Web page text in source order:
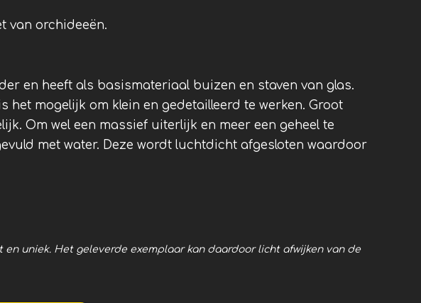
van orchideeën.
en heeft als basismateriaal buizen en staven van glas.
het mogelijk om klein en gedetailleerd te werken. Groot
Om wel een massief uiterlijk en meer een geheel te
met water. Deze wordt luchtdicht afgesloten waardoor
uniek. Het geleverde exemplaar kan daardoor licht afwijken van de